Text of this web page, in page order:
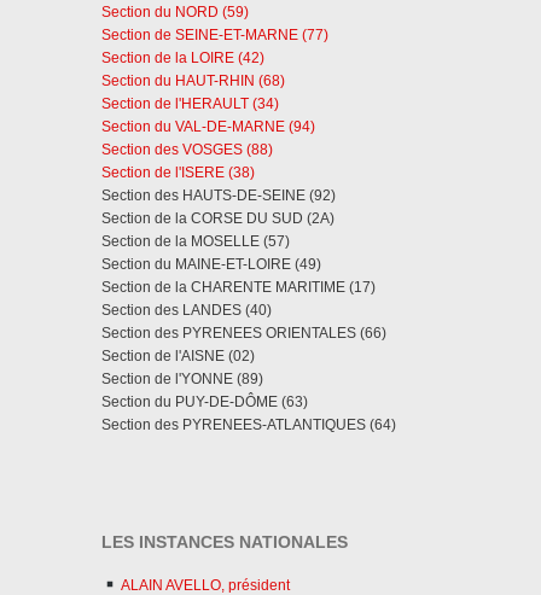
Section du NORD (59)
Section de SEINE-ET-MARNE (77)
Section de la LOIRE (42)
Section du HAUT-RHIN (68)
Section de l'HERAULT (34)
Section du VAL-DE-MARNE (94)
Section des VOSGES (88)
Section de l'ISERE (38)
Section des HAUTS-DE-SEINE (92)
Section de la CORSE DU SUD (2A)
Section de la MOSELLE (57)
Section du MAINE-ET-LOIRE (49)
Section de la CHARENTE MARITIME (17)
Section des LANDES (40)
Section des PYRENEES ORIENTALES (66)
Section de l'AISNE (02)
Section de l'YONNE (89)
Section du PUY-DE-DÔME (63)
Section des PYRENEES-ATLANTIQUES (64)
LES INSTANCES NATIONALES
ALAIN AVELLO, président